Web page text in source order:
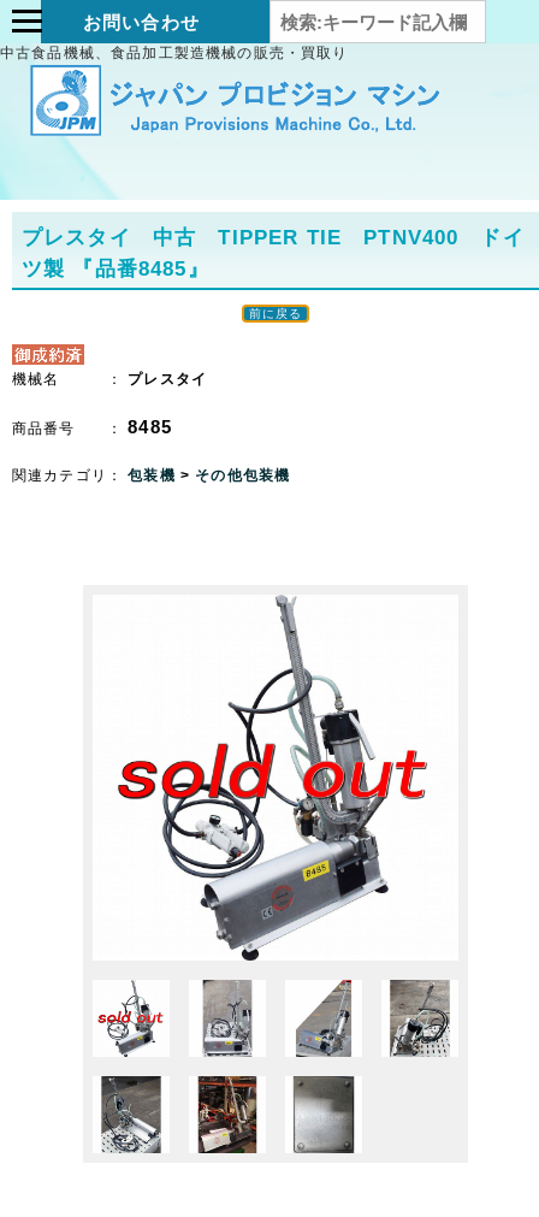
お問い合わせ
中古食品機械、食品加工製造機械の販売・買取り
プレスタイ 中古 TIPPER TIE PTNV400 ドイ
ツ製
『品番8485』
前に戻る
機械名 ： プレスタイ
商品番号 ：8485
関連カテゴリ：包装機 > その他包装機